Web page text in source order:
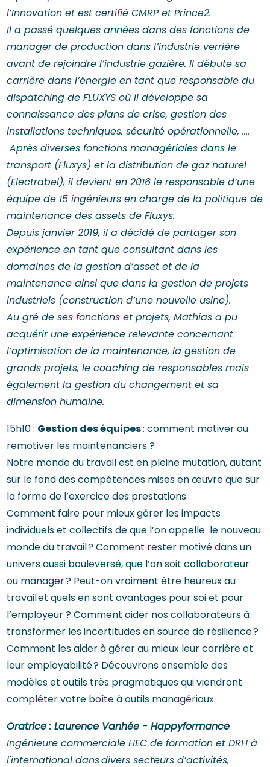
l’Innovation et est certifié CMRP et Prince2.
Il a passé quelques années dans des fonctions de
manager de production dans l’industrie verrière
avant de rejoindre l’industrie gazière. Il débute sa
carrière dans l’énergie en tant que responsable du
dispatching de FLUXYS où il développe sa
connaissance des plans de crise, gestion des
installations techniques, sécurité opérationnelle, ….
Après diverses fonctions managériales dans le
transport (Fluxys) et la distribution de gaz naturel
(Electrabel), il devient en 2016 le responsable d’une
équipe de 15 ingénieurs en charge de la politique de
maintenance des assets de Fluxys.
Depuis janvier 2019, il a décidé de partager son
expérience en tant que consultant dans les
domaines de la gestion d’asset et de la
maintenance ainsi que dans la gestion de projets
industriels (construction d’une nouvelle usine).
Au gré de ses fonctions et projets, Mathias a pu
acquérir une expérience relevante concernant
l’optimisation de la maintenance, la gestion de
grands projets, le coaching de responsables mais
également la gestion du changement et sa
dimension humaine.
15h10 : Gestion des équipes: comment motiver ou
remotiver les maintenanciers ?
Notre monde du travail est en pleine mutation, autant
sur le fond des compétences mises en œuvre que sur
la forme de l’exercice des prestations.
Comment faire pour mieux gérer les impacts
individuels et collectifs de que l’on appelle le nouveau
monde du travail ? Comment rester motivé dans un
univers aussi bouleversé, que l’on soit collaborateur
ou manager ? Peut-on vraiment être heureux au
travail et quels en sont avantages pour soi et pour
l’employeur ? Comment aider nos collaborateurs à
transformer les incertitudes en source de résilience ?
Comment les aider à gérer au mieux leur carrière et
leur employabilité ? Découvrons ensemble des
modèles et outils très pragmatiques qui viendront
compléter votre boîte à outils managériaux.
Oratrice : Laurence Vanhée - Happyformance
Ingénieure commerciale HEC de formation et DRH à
l'international dans divers secteurs d’activités,